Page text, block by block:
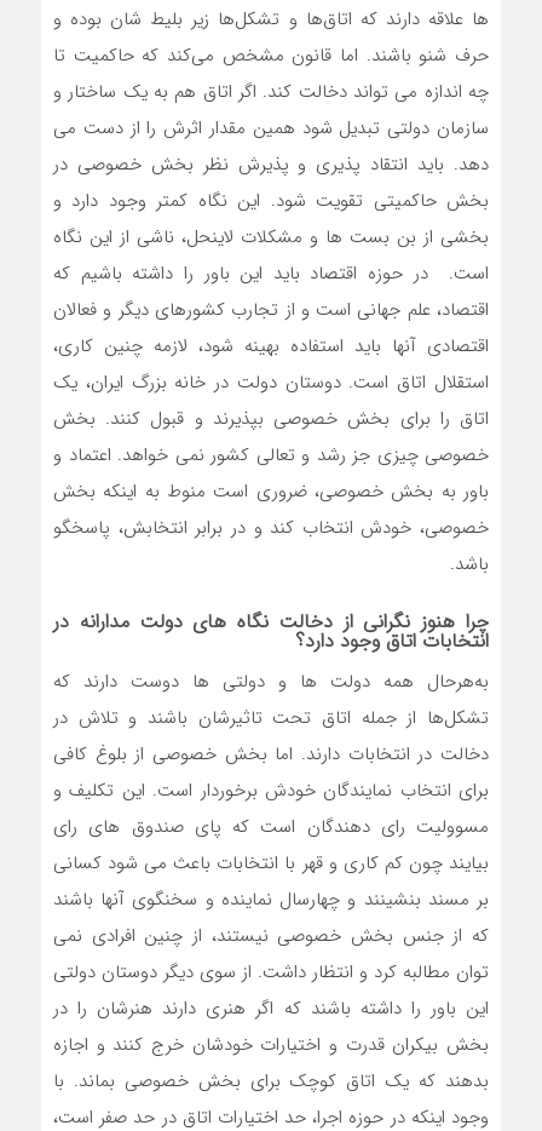
ها علاقه دارند که اتاق‌ها و تشکل‌ها زیر بلیط شان بوده و
حرف شنو باشند. اما قانون مشخص می‌کند که حاکمیت تا
چه اندازه می تواند دخالت کند. اگر اتاق هم به یک ساختار و
سازمان دولتی تبدیل شود همین مقدار اثرش را از دست می
دهد. باید انتقاد پذیری و پذیرش نظر بخش خصوصی در
بخش حاکمیتی تقویت شود. این نگاه کمتر وجود دارد و
بخشی از بن بست ها و مشکلات لاینحل، ناشی از این نگاه
است. در حوزه اقتصاد باید این باور را داشته باشیم که
اقتصاد، علم جهانی است و از تجارب کشورهای دیگر و فعالان
اقتصادی آنها باید استفاده بهینه شود، لازمه چنین کاری،
استقلال اتاق است. دوستان دولت در خانه بزرگ ایران، یک
اتاق را برای بخش خصوصی بپذیرند و قبول کنند. بخش
خصوصی چیزی جز رشد و تعالی کشور نمی خواهد. اعتماد و
باور به بخش خصوصی، ضروری است منوط به اینکه بخش
خصوصی، خودش انتخاب کند و در برابر انتخابش، پاسخگو
باشد.
چرا هنوز نگرانی از دخالت نگاه های دولت مدارانه در
انتخابات اتاق وجود دارد؟
به‌هرحال همه دولت ها و دولتی ها دوست دارند که
تشکل‌ها از جمله اتاق تحت تاثیرشان باشند و تلاش در
دخالت در انتخابات دارند. اما بخش خصوصی از بلوغ کافی
برای انتخاب نمایندگان خودش برخوردار است. این تکلیف و
مسوولیت رای دهندگان است که پای صندوق های رای
بیایند چون کم کاری و قهر با انتخابات باعث می شود کسانی
بر مسند بنشینند و چهارسال نماینده و سخنگوی آنها باشند
که از جنس بخش خصوصی نیستند، از چنین افرادی نمی
توان مطالبه کرد و انتظار داشت. از سوی دیگر دوستان دولتی
این باور را داشته باشند که اگر هنری دارند هنرشان را در
بخش بیکران قدرت و اختیارات خودشان خرج کنند و اجازه
بدهند که یک اتاق کوچک برای بخش خصوصی بماند. با
وجود اینکه در حوزه اجرا، حد اختیارات اتاق در حد صفر است،